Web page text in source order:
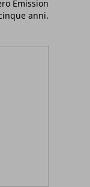
Emission
anni.